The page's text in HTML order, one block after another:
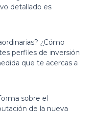
detallado es
¿Cómo
perfiles de inversión
que te acercas a
sobre el
de la nueva